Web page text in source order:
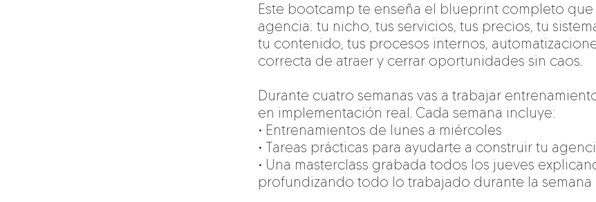
Este bootcamp te enseña el blueprint completo que
agencia: tu nicho, tus servicios, tus precios, tu
tu contenido, tus procesos internos,
correcta de atraer y cerrar oportunidades sin caos.
Durante cuatro semanas vas a trabajar
en implementación real. Cada semana incluye:
• Entrenamientos de lunes a miércoles
• Tareas prácticas para ayudarte a construir tu
• Una masterclass grabada todos los jueves
profundizando todo lo trabajado durante la semana